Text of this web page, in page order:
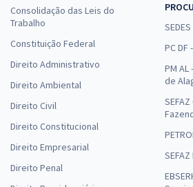
Prefeitura de Uberlândia - MG - Inspetor
R$
Comprar
Prefeitura de Uberlândia - MG -
Consolidação das Leis do
Trabalho
Constituição Federal
Direito Administrativo
Direito Ambiental
Direito Civil
Direito Constitucional
Direito Empresarial
Direito Penal
SEDES
PC DF
PM
de
SEFAZ